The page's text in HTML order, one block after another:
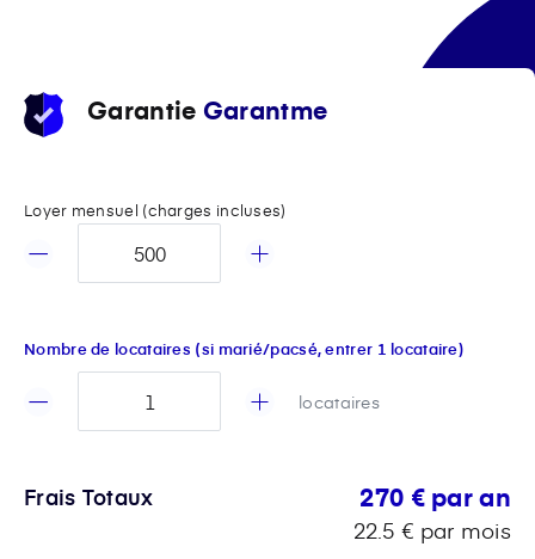
Garantie Garantme
Loyer mensuel (charges incluses)
Nombre de locataires (si marié/pacsé, entrer 1 locataire)
locataires
Frais Totaux 270 € par an
22.5 € par mois